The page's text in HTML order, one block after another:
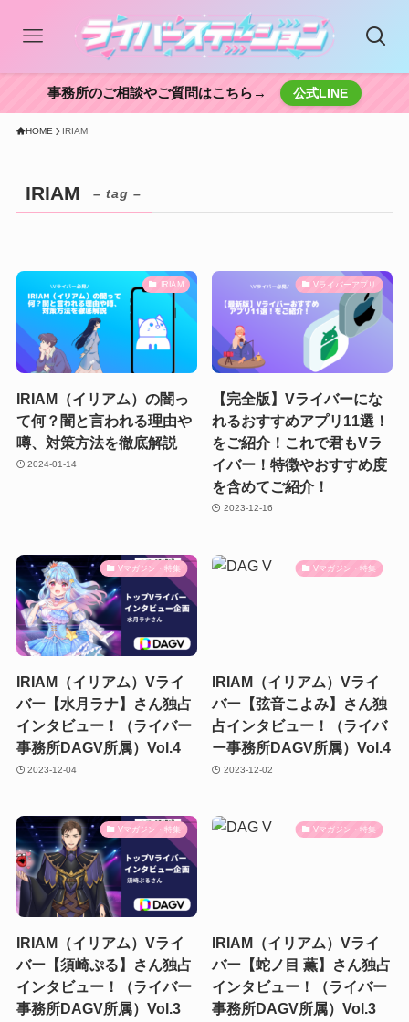
事務所のご相談やご質問はこちら→ 公式LINE
HOME IRIAM
IRIAM – tag –
IRIAM
IRIAM（イリアム）の闇っ
て何？闇と言われる理由や
噂、対策方法を徹底解説
2024-01-14
Vライバーアプリ
【完全版】Vライバーにな
れるおすすめアプリ11選！
をご紹介！これで君もVラ
イバー！特徴やおすすめ度
を含めてご紹介！
2023-12-16
Vマガジン・特集
IRIAM（イリアム）Vライ
バー【水月ラナ】さん独占
インタビュー！（ライバー
事務所DAGV所属）Vol.4
2023-12-04
Vマガジン・特集
IRIAM（イリアム）Vライ
バー【弦音こよみ】さん独
占インタビュー！（ライバ
ー事務所DAGV所属）Vol.4
2023-12-02
Vマガジン・特集
IRIAM（イリアム）Vライ
バー【須崎ぷる】さん独占
インタビュー！（ライバー
事務所DAGV所属）Vol.3
Vマガジン・特集
IRIAM（イリアム）Vライ
バー【蛇ノ目 薫】さん独占
インタビュー！（ライバー
事務所DAGV所属）Vol.3